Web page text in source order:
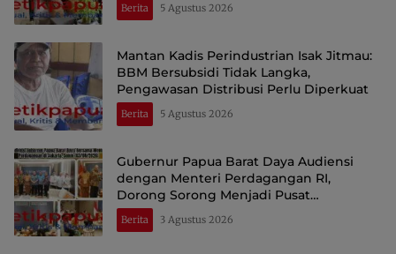
Berita 5 Agustus 2026
Mantan Kadis Perindustrian Isak Jitmau:
BBM Bersubsidi Tidak Langka,
Pengawasan Distribusi Perlu Diperkuat
Berita 5 Agustus 2026
Gubernur Papua Barat Daya Audiensi
dengan Menteri Perdagangan RI,
Dorong Sorong Menjadi Pusat
Perdagangan dan Ekspor Kawasan Timur
Indonesia
Berita 3 Agustus 2026